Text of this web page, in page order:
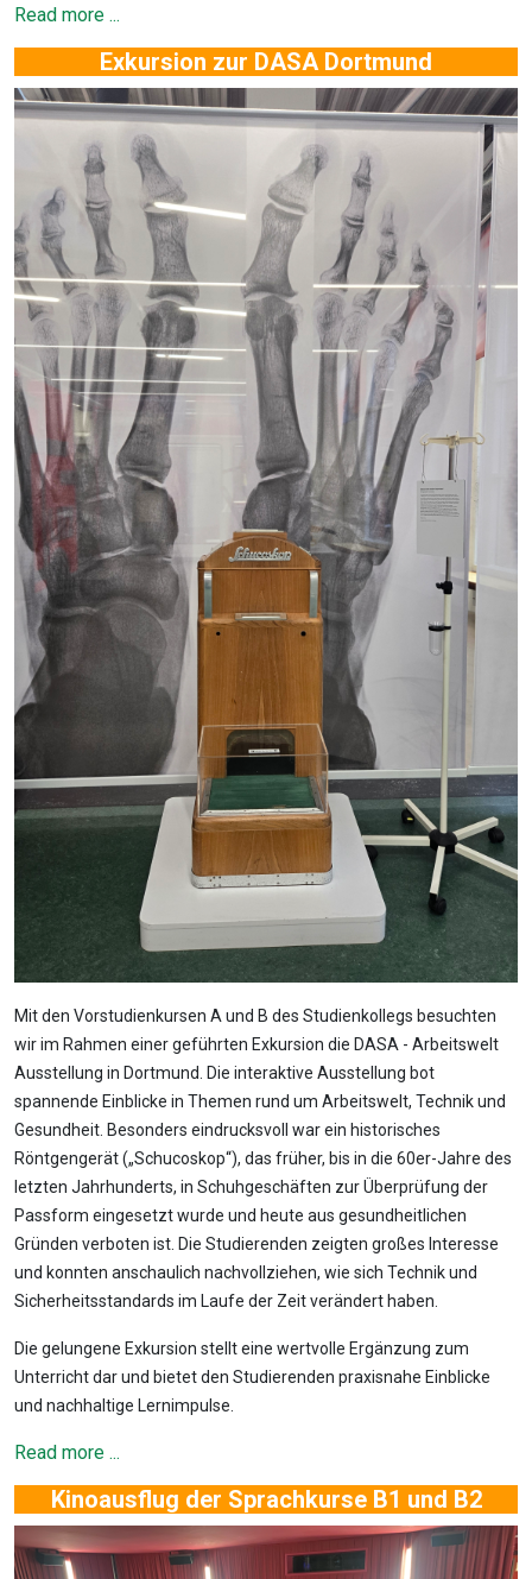
Read more ...
Exkursion zur DASA Dortmund
Mit den Vorstudienkursen A und B des Studienkollegs besuchten
wir im Rahmen einer geführten Exkursion die DASA - Arbeitswelt
Ausstellung in Dortmund. Die interaktive Ausstellung bot
spannende Einblicke in Themen rund um Arbeitswelt, Technik und
Gesundheit. Besonders eindrucksvoll war ein historisches
Röntgengerät („Schucoskop“), das früher, bis in die 60er-Jahre des
letzten Jahrhunderts, in Schuhgeschäften zur Überprüfung der
Passform eingesetzt wurde und heute aus gesundheitlichen
Gründen verboten ist. Die Studierenden zeigten großes Interesse
und konnten anschaulich nachvollziehen, wie sich Technik und
Sicherheitsstandards im Laufe der Zeit verändert haben.
Die gelungene Exkursion stellt eine wertvolle Ergänzung zum
Unterricht dar und bietet den Studierenden praxisnahe Einblicke
und nachhaltige Lernimpulse.
Read more ...
Kinoausflug der Sprachkurse B1 und B2